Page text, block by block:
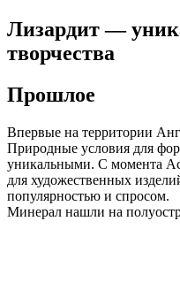
Лизардит —
творчества
Прошлое
Впервые на территории
Природные условия для
уникальными. С момента
для художественных
популярностью и спросом.
Минерал нашли на